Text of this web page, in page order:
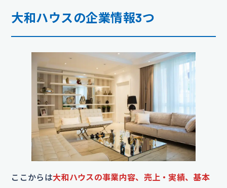
大和ハウスの企業情報3つ
ここからは大和ハウスの事業内容、売上・実績、基本